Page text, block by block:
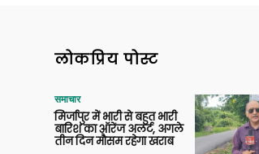
लोकप्रिय पोस्ट
समाचार
मिर्जापुर में भारी से बहुत भारी
बारिश का ऑरेंज अलर्ट, अगले
तीन दिन मौसम रहेगा खराब